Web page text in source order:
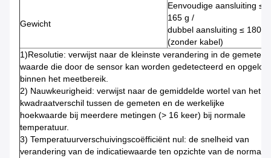
Gewicht
Eenvoudige aansluiting ≤
165 g /
dubbel aansluiting ≤ 180 g
(zonder kabel)
1)Resolutie: verwijst naar de kleinste verandering in de gemeten
waarde die door de sensor kan worden gedetecteerd en opgelost
binnen het meetbereik.
2) Nauwkeurigheid: verwijst naar de gemiddelde wortel van het
kwadraatverschil tussen de gemeten en de werkelijke
hoekwaarde bij meerdere metingen (> 16 keer) bij normale
temperatuur.
3) Temperatuurverschuivingscoëfficiënt nul: de snelheid van
verandering van de indicatiewaarde ten opzichte van de normale